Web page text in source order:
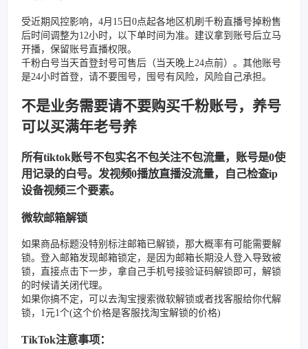
受近期风控影响，4月15日0点起各地区机刷千粉直播号掉粉售
后时间调整为12小时，以下单时间为准。建议拿到账号后立马
开播，保留账号直播权限。
千粉白号当天首登封号可售后（当天晚上24点前）。其他账号
是24小时首登，请不要囤号，囤号有风险，风险自己承担。
不是业务需要请不要购买千粉账号，养号
可以买满年老号养
所有tiktok账号不包实名不包关注不包流量，账号是0使
用记录的白号。发视频0播放直播没流量，自己检查ip
设备视频三个要素。
微软邮箱解锁
如果商品标题没特别标注邮箱已解锁，那大概率有可能需要解
锁。登入邮箱发现邮箱锁定，是因为邮箱长期没人登入导致被
锁，直接点击下一步，拿自己手机号接验证码解锁即可，解锁
的时候请关闭代理。
如果你搞不定，可以去淘宝搜索微软解锁或者找客服给你代解
锁，1元1个(这个价格是客服找淘宝解锁的价格)
TikTok注意事项：